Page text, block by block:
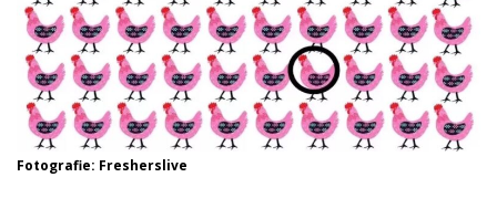
Fotografie: Fresherslive